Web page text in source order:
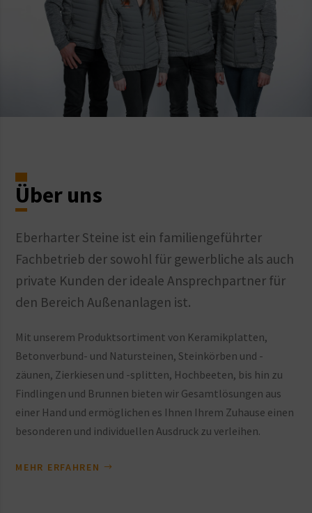
Über uns
Eberharter Steine ist ein familiengeführter
Fachbetrieb der sowohl für gewerbliche als auch
private Kunden der ideale Ansprechpartner für
den Bereich Außenanlagen ist.
Mit unserem Produktsortiment von Keramikplatten,
Betonverbund- und Natursteinen, Steinkörben und -
zäunen, Zierkiesen und -splitten, Hochbeeten, bis hin zu
Findlingen und Brunnen bieten wir Gesamtlösungen aus
einer Hand und ermöglichen es Ihnen Ihrem Zuhause einen
besonderen und individuellen Ausdruck zu verleihen.
MEHR ERFAHREN